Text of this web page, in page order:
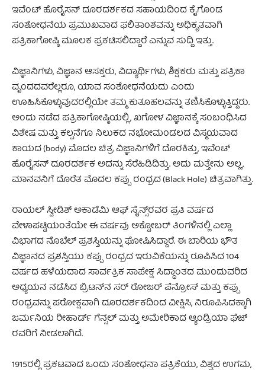
ಇವೆಂಟ್ ಹೊರೈಸನ್ ದೂರದರ್ಶಕದ ಸಹಾಯದಿಂದ ಕೈಗೊಂಡ
ಸಂಶೋಧನೆಯ ಪ್ರಮುಖವಾದ ಫಲಿತಾಂಶವನ್ನು ಅಧಿಕೃತವಾಗಿ
ಪತ್ರಿಕಾಗೋಷ್ಠಿ ಮೂಲಕ ಪ್ರಕಟಿಸಲಿದ್ದಾರೆ ಎನ್ನುವ ಸುದ್ದಿ ಇತ್ತು.
ವಿಜ್ಞಾನಿಗಳು, ವಿಜ್ಞಾನ ಆಸಕ್ತರು, ವಿದ್ಯಾರ್ಥಿಗಳು, ಶಿಕ್ಷಕರು ಮತ್ತು ಪತ್ರಿಕಾ
ವೃಂದದವರೆಲ್ಲರೂ, ಯಾವ ಸಂಶೋಧನೆಯದು ಎಂದು
ಊಹಿಸಿಕೊಳ್ಳುವುದರಲ್ಲಿಯೇ ತಮ್ಮ ಕುತೂಹಲವನ್ನು ತಣಿಸಿಕೊಳ್ಳುತ್ತಿದ್ದರು.
ಅಂದು ನಡೆದ ಪತ್ರಿಕಾಗೋಷ್ಠಿಯಲ್ಲಿ, ಖಗೋಳ ವಿಜ್ಞಾನಕ್ಕೆ ಸಂಬಂಧಿಸಿದ
ವಿಶೇಷ ಮತ್ತು ಕಲ್ಪನೆಗೂ ನಿಲುಕದ ನಭೋಮಂಡಲದ ವಿಸ್ಮಯವಾದ
ಕಾಯದ (body) ಮೊದಲ ಚಿತ್ರ ವಿಜ್ಞಾನಿಗಳಿಗೆ ದೊರಕಿತ್ತು, ಇವೆಂಟ್
ಹೊರೈಸನ್ ದೂರದರ್ಶಕ ಅದನ್ನು ಸೆರೆಹಿಡಿದಿತ್ತು. ಅದು ಮತ್ತೇನು ಅಲ್ಲ,
ಮಾನವನಿಗೆ ದೊರೆತ ಮೊದಲ ಕಪ್ಪು ರಂಧ್ರದ (Black Hole) ಚಿತ್ರವಾಗಿತ್ತು.
ರಾಯಲ್ ಸ್ವೀಡಿಶ್ ಅಕಾಡೆಮಿ ಆಫ್ ಸೈನ್ಸ್‌ರವರ ಪ್ರತಿ ವರ್ಷದ
ವೇಳಾಪಟ್ಟಿಯಂತೆಯೇ ಈ ವರ್ಷವು ಅಕ್ಟೋಬರ್ ತಿಂಗಳಿನಲ್ಲಿ ಎಲ್ಲಾ
ವಿಭಾಗದ ನೊಬೆಲ್ ಪ್ರಶಸ್ತಿಯನ್ನು ಘೋಷಿಸಿದ್ದಾರೆ. ಈ ಬಾರಿಯ ಭೌತ
ವಿಜ್ಞಾನದ ಪ್ರಶಸ್ತಿಯು ಕಪ್ಪು ರಂಧ್ರದ ಇರುವಿಕೆಯನ್ನು ರೂಪಿಸಿದ 104
ವರ್ಷದ ಹಳೆಯದಾದ ಸಾರ್ವತ್ರಿಕ ಸಾಪೇಕ್ಷ ಸಿದ್ಧಾಂತದ ಮುಂದುವರಿದ
ಅಧ್ಯಯನ ನಡೆಸಿದ ಬ್ರಿಟನ್‍ನ ಸರ್ ರೋಜರ್ ಪೆನ್ರೋಸ್ ಮತ್ತು ಕಪ್ಪು
ರಂಧ್ರವನ್ನು ಪರೋಕ್ಷವಾಗಿ ದೂರದರ್ಶಕದಿಂದ ವೀಕ್ಷಿಸಿ, ನಿರೂಪಿಸಿದಕ್ಕಾಗಿ
ಜರ್ಮನಿಯ ರೀಹಾರ್ಡ್ ಗೆನ್ಸಲ್ ಮತ್ತು ಅಮೇರಿಕಾದ ಆ್ಯಂಡ್ರಿಯಾ ಘೆಜ್
ರವರಿಗೆ ನೀಡಲಾಗಿದೆ.
1915ರಲ್ಲಿ ಪ್ರಕಟವಾದ ಒಂದು ಸಂಶೋಧನಾ ಪತ್ರಿಕೆಯು, ವಿಶ್ವದ ಉಗಮ,